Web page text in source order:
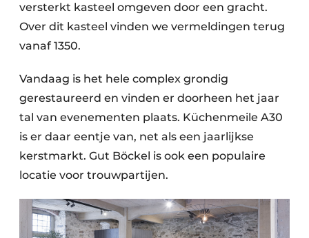
versterkt kasteel omgeven door een gracht.
Over dit kasteel vinden we vermeldingen terug
vanaf 1350.
Vandaag is het hele complex grondig
gerestaureerd en vinden er doorheen het jaar
tal van evenementen plaats. Küchenmeile A30
is er daar eentje van, net als een jaarlijkse
kerstmarkt. Gut Böckel is ook een populaire
locatie voor trouwpartijen.